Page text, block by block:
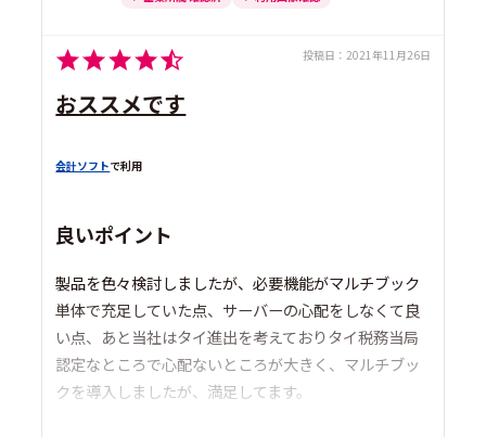
投稿日： 2021年11月26日
おススメです
会計ソフトで利用
良いポイント
製品を色々検討しましたが、必要機能がマルチブック
単体で充足していた点、サーバーの心配をしなくて良
い点、あと当社はタイ進出を考えておりタイ税務当局
認定なところで心配ないところが大きく、マルチブッ
クを導入しましたが、満足してます。